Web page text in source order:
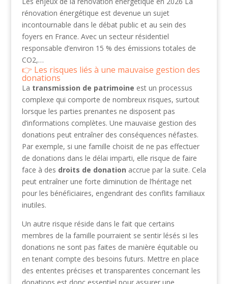
rénovation énergétique est devenue un sujet
incontournable dans le débat public et au sein des
foyers en France. Avec un secteur résidentiel
responsable d’environ 15 % des émissions totales de
CO2,…
Les risques liés à une mauvaise gestion des
donations
La transmission de patrimoine est un processus
complexe qui comporte de nombreux risques, surtout
lorsque les parties prenantes ne disposent pas
d’informations complètes. Une mauvaise gestion des
donations peut entraîner des conséquences néfastes.
Par exemple, si une famille choisit de ne pas effectuer
de donations dans le délai imparti, elle risque de faire
face à des droits de donation accrue par la suite. Cela
peut entraîner une forte diminution de l’héritage net
pour les bénéficiaires, engendrant des conflits familiaux
inutiles.
Un autre risque réside dans le fait que certains
membres de la famille pourraient se sentir lésés si les
donations ne sont pas faites de manière équitable ou
en tenant compte des besoins futurs. Mettre en place
des ententes précises et transparentes concernant les